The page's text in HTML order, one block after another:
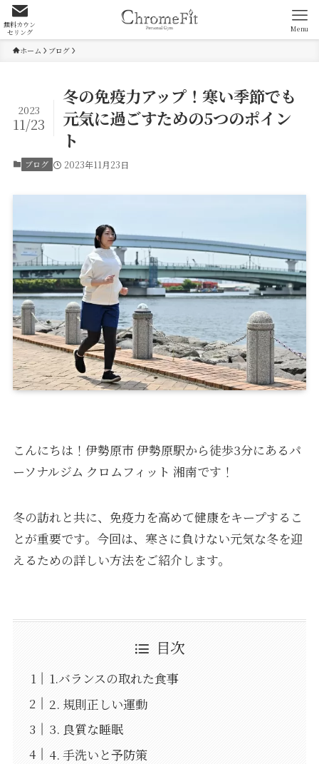
無料カウン
セリング Menu
ホーム ブログ
冬の免疫力アップ！寒い季節でも
元気に過ごすための5つのポイン
ト
2023
11/23
ブログ 2023年11月23日
こんにちは！伊勢原市 伊勢原駅から徒歩3分にあるパ
ーソナルジム クロムフィット 湘南です！
冬の訪れと共に、免疫力を高めて健康をキープするこ
とが重要です。今回は、寒さに負けない元気な冬を迎
えるための詳しい方法をご紹介します。
目次
1.バランスの取れた食事
2. 規則正しい運動
3. 良質な睡眠
4. 手洗いと予防策